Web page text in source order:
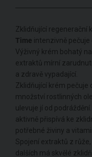
Zklidňující regenerační
Time intenzivně pečuje
Výživný krém bohatý
extraktů mírní
a zdravě vypadající.
Zklidňující krém pečuje
množství rostlinných
ulevuje jí od
aktivně přispívá ke
potřebné živiny a
Spojení extraktů z
dalších má skvělé